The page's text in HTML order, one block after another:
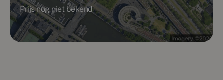
Prijs nog niet bekend